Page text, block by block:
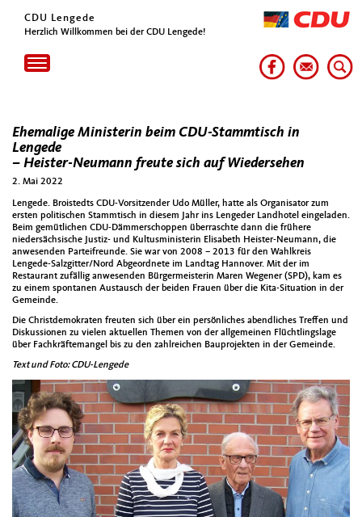
CDU Lengede
Herzlich Willkommen bei der CDU Lengede!
Toggle
navigation
Ehemalige Ministerin beim CDU-Stammtisch in
Lengede
– Heister-Neumann freute sich auf Wiedersehen
2. Mai 2022
Lengede. Broistedts CDU-Vorsitzender Udo Müller, hatte als Organisator zum
ersten politischen Stammtisch in diesem Jahr ins Lengeder Landhotel eingeladen.
Beim gemütlichen CDU-Dämmerschoppen überraschte dann die frühere
niedersächsische Justiz- und Kultusministerin Elisabeth Heister-Neumann, die
anwesenden Parteifreunde. Sie war von 2008 – 2013 für den Wahlkreis
Lengede-Salzgitter/Nord Abgeordnete im Landtag Hannover. Mit der im
Restaurant zufällig anwesenden Bürgermeisterin Maren Wegener (SPD), kam es
zu einem spontanen Austausch der beiden Frauen über die Kita-Situation in der
Gemeinde.
Die Christdemokraten freuten sich über ein persönliches abendliches Treffen und
Diskussionen zu vielen aktuellen Themen von der allgemeinen Flüchtlingslage
über Fachkräftemangel bis zu den zahlreichen Bauprojekten in der Gemeinde.
Text und Foto: CDU-Lengede